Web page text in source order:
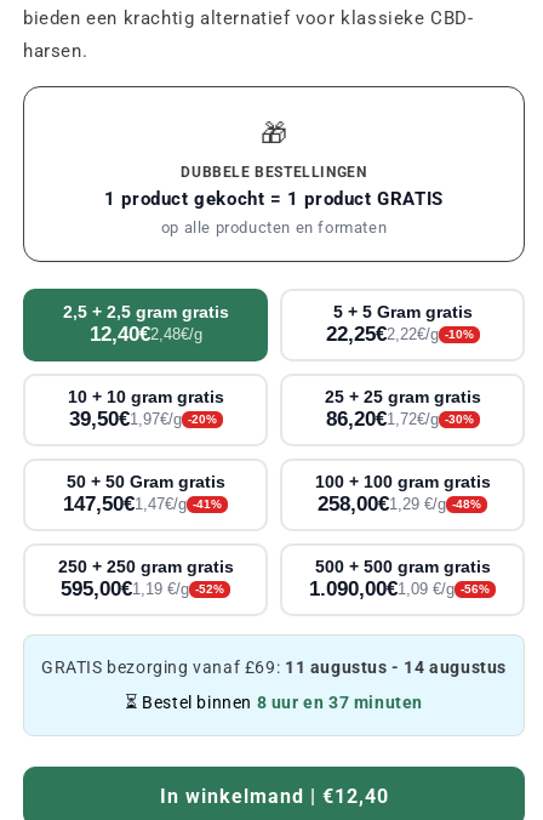
bieden een krachtig alternatief voor klassieke CBD-
harsen.
🎁
DUBBELE BESTELLINGEN
1 product gekocht = 1 product GRATIS
op alle producten en formaten
2,5 + 2,5 gram gratis
12,40€2,48€/g
5 + 5 Gram gratis
22,25€2,22€/g -10%
10 + 10 gram gratis
39,50€1,97€/g -20%
25 + 25 gram gratis
86,20€1,72€/g -30%
50 + 50 Gram gratis
147,50€1,47€/g -41%
100 + 100 gram gratis
258,00€1,29 €/g -48%
250 + 250 gram gratis
595,00€1,19 €/g -52%
500 + 500 gram gratis
1.090,00€1,09 €/g -56%
GRATIS bezorging vanaf £69: 11 augustus - 14 augustus
⏳ Bestel binnen 8 uur en 37 minuten
In winkelmand | €12,40